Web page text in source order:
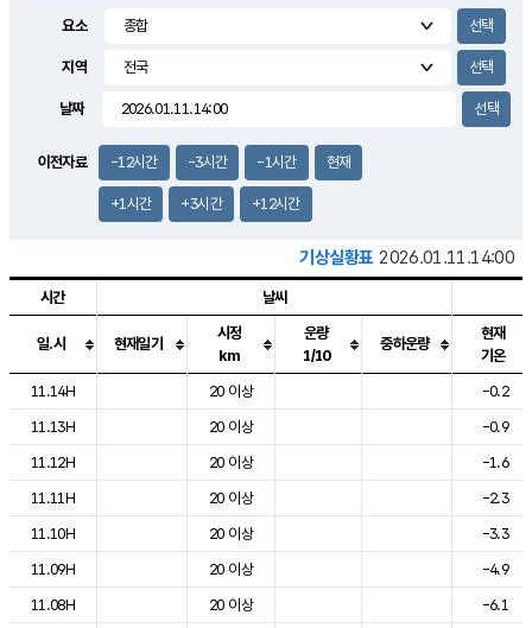
1.6m/s
14.5
요소
지역
날짜
이전자료 -12시간 -3시간 -1시간 현재
+1시간 +3시간 +12시간
기상실황표 2026.01.11.14:00
도시별 기상실황표로 지점, 날씨, 기온, 강수, 바람, 기압등을 안내한 표입
시간 날씨
일.시 현재일기
시정
km
운량
1/10
중하운량
현재
기온
11.14H
20 이상
-0.2
11.13H
20 이상
-0.9
11.12H
20 이상
-1.6
11.11H
20 이상
-2.3
11.10H
20 이상
-3.3
11.09H
20 이상
-4.9
11.08H
20 이상
-6.1